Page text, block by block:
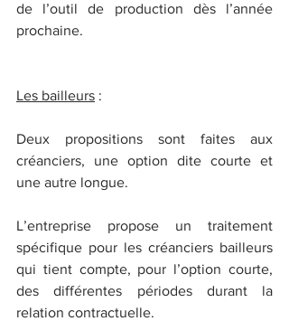
de l’outil de production dès l’année
prochaine.
Les bailleurs :
Deux propositions sont faites aux
créanciers, une option dite courte et
une autre longue.
L’entreprise propose un traitement
spécifique pour les créanciers bailleurs
qui tient compte, pour l’option courte,
des différentes périodes durant la
relation contractuelle.